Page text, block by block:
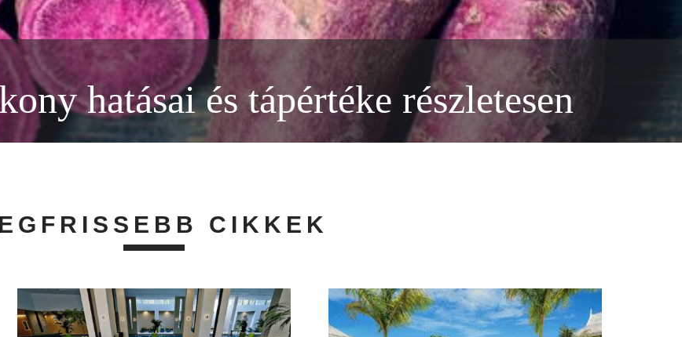
hatásai és tápértéke részletesen
CIKKEK